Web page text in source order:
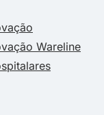
Wareline